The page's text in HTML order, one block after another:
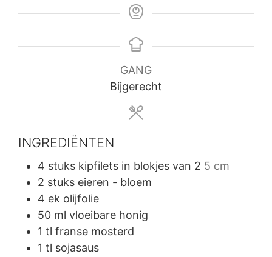
GANG
Bijgerecht
INGREDIËNTEN
4 stuks kipfilets in blokjes van 2 5 cm
2 stuks eieren - bloem
4 ek olijfolie
50 ml vloeibare honig
1 tl franse mosterd
1 tl sojasaus